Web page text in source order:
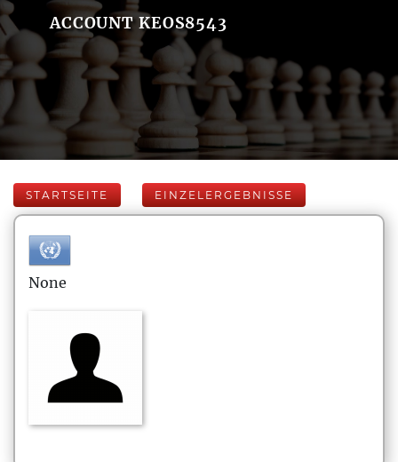
ACCOUNT KEOS8543
STARTSEITE EINZELERGEBNISSE
None